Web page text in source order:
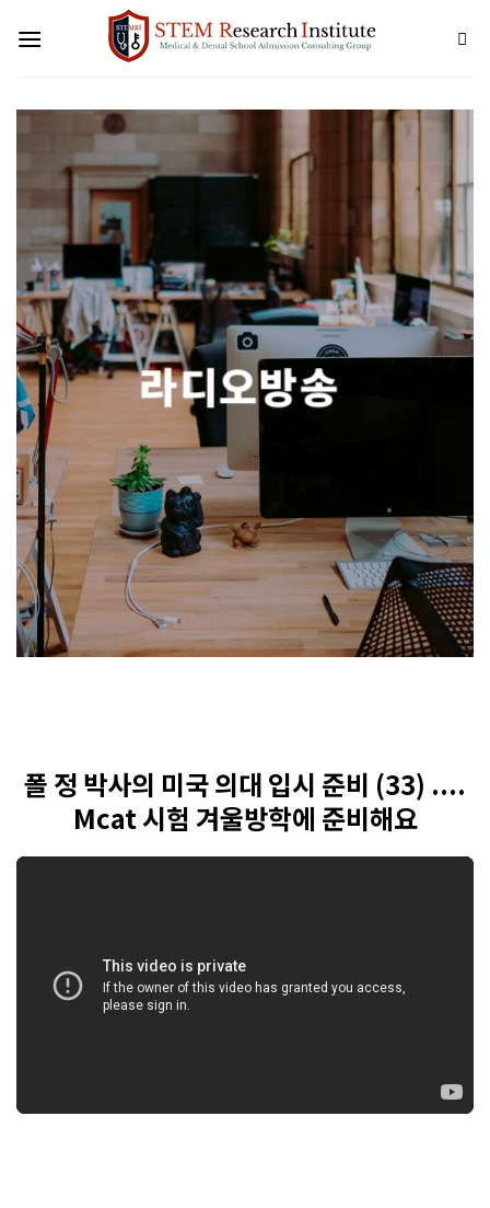
라디오방송
폴 정 박사의 미국 의대 입시 준비 (33) ....
Mcat 시험 겨울방학에 준비해요